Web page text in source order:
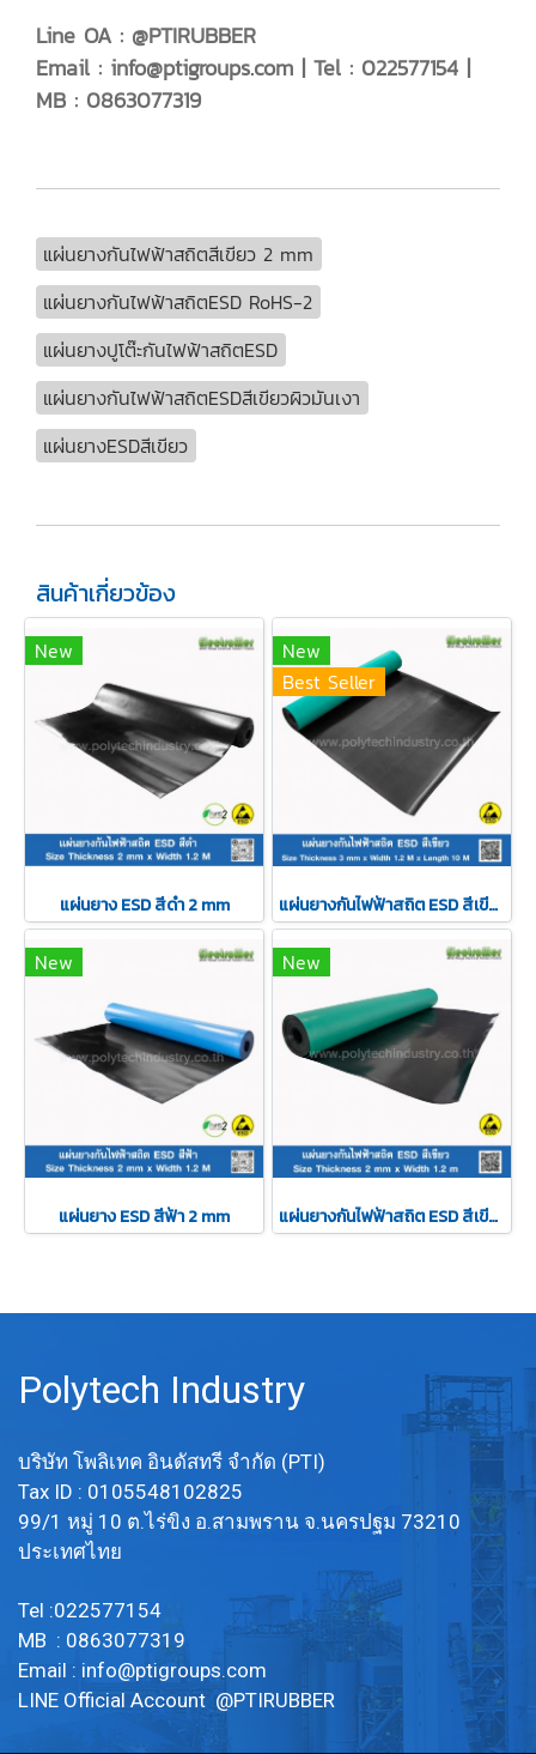
Line OA : @PTIRUBBER
Email : info@ptigroups.com | Tel : 022577154 |
MB : 0863077319
แผ่นยางกันไฟฟ้าสถิตสีเขียว 2 mm
แผ่นยางกันไฟฟ้าสถิตESD RoHS-2
แผ่นยางปูโต๊ะกันไฟฟ้าสถิตESD
แผ่นยางกันไฟฟ้าสถิตESDสีเขียวผิวมันเงา
แผ่นยางESDสีเขียว
สินค้าเกี่ยวข้อง
New
แผ่นยาง ESD สีดำ 2 mm
New
Best Seller
แผ่นยางกันไฟฟ้าสถิต ESD สีเขียว ความหนา 3 mm
New
แผ่นยาง ESD สีฟ้า 2 mm
New
แผ่นยางกันไฟฟ้าสถิต ESD สีเขียว ความหนา 2 mm
Polytech Industry
บริษัท โพลิเทค อินดัสทรี จำกัด (PTI)
Tax ID : 0105548102825
99/1 หมู่ 10 ต.ไร่ขิง อ.สามพราน จ.นครปฐม 73210
ประเทศไทย
Tel :022577154
MB : 0863077319
Email : info@ptigroups.com
LINE Official Account @PTIRUBBER